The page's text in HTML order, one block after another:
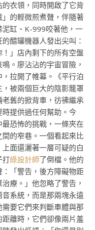
衣領，同時開啟了它背
」的輕微煎煮聲，伴隨著
缸、K-999咬著他，一
醋罐機器人發出尖叫：
！」店內剩下的所有空盤
。廖沾沾的宇宙冒險，
拉開了帷幕。《平行泊
被兩個巨大的陰影籠罩
舊的掀背車，彷彿繼承
提供過任何幫助。今
最恐怖的挑戰，一條夾在
的窄巷。一個看起來比
面還灑著一層可疑的白
打綠設計師了倒檔。他的
「警告，後方障礙物距
療。」他忽略了警告，
系統，而是那兩塊永遠
要它們來判斷車體與那
離時，它們卻像兩片羞